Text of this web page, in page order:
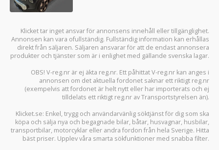
Klicket tar inget ansvar för annonsens innehåll eller tillgänglighet.
Annonsen kan vara ofullständig. Fullständig information kan erhållas
direkt från säljaren. Säljaren ansvarar för att de endast annonsera
produkter och tjänster som är i enlighet med gällande svenska lagar.
OBS! V-reg.nr är ej äkta reg.nr. Ett påhittat V-reg.nr kan anges i
annonsen om det aktuella fordonet saknar ett riktigt reg.nr
(exempelvis att fordonet är helt nytt eller har importerats och ej
tilldelats ett riktigt reg.nr av Transportstyrelsen än).
Klicket.se: Enkel, trygg och användarvänlig söktjänst för dig som ska
köpa och sälja nya och begagnade bilar, båtar, husvagnar, husbilar,
transportbilar, motorcyklar eller andra fordon från hela Sverige. Hitta
bäst priser. Upplev våra smarta sökfunktioner med snabba filter.